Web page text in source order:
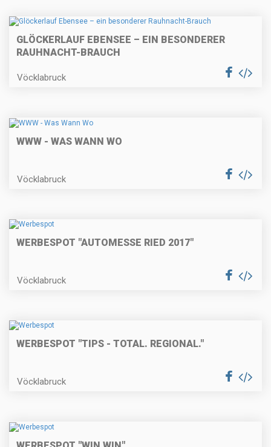
GLÖCKERLAUF EBENSEE – EIN BESONDERER
RAUHNACHT-BRAUCH
Vöcklabruck
WWW - WAS WANN WO
Vöcklabruck
WERBESPOT "AUTOMESSE RIED 2017"
Vöcklabruck
WERBESPOT "TIPS - TOTAL. REGIONAL."
Vöcklabruck